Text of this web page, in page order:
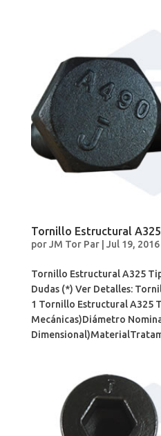
Tornillo Estructural
porJM Tor Par| Jul 19, 2016
Tornillo Estructural A325
Dudas (*) Ver Detalles:
1 Tornillo Estructural A325
Mecánicas)Diámetro